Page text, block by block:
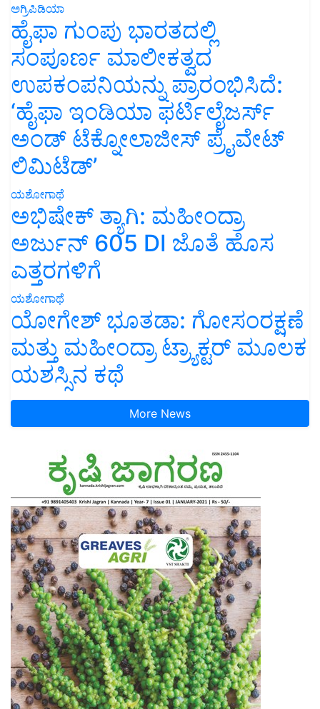
ಅಗ್ರಿಪಿಡಿಯಾ
ಹೈಫಾ ಗುಂಪು ಭಾರತದಲ್ಲಿ
ಸಂಪೂರ್ಣ ಮಾಲೀಕತ್ವದ
ಉಪಕಂಪನಿಯನ್ನು ಪ್ರಾರಂಭಿಸಿದೆ:
‘ಹೈಫಾ ಇಂಡಿಯಾ ಫರ್ಟಿಲೈಜರ್ಸ್
ಅಂಡ್ ಟೆಕ್ನೋಲಾಜೀಸ್ ಪ್ರೈವೇಟ್
ಲಿಮಿಟೆಡ್’
ಯಶೋಗಾಥೆ
ಅಭಿಷೇಕ್ ತ್ಯಾಗಿ: ಮಹೀಂದ್ರಾ
ಅರ್ಜುನ್ 605 DI ಜೊತೆ ಹೊಸ
ಎತ್ತರಗಳಿಗೆ
ಯಶೋಗಾಥೆ
ಯೋಗೇಶ್ ಭೂತಡಾ: ಗೋಸಂರಕ್ಷಣೆ
ಮತ್ತು ಮಹೀಂದ್ರಾ ಟ್ರ್ಯಾಕ್ಟರ್ ಮೂಲಕ
ಯಶಸ್ಸಿನ ಕಥೆ
More News